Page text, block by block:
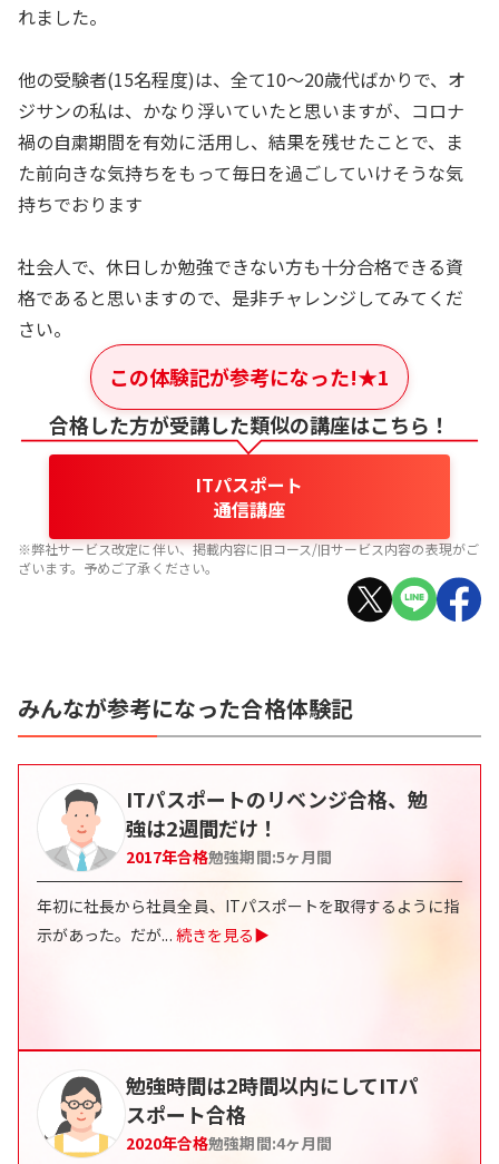
れました。
他の受験者(15名程度)は、全て10～20歳代ばかりで、オ
ジサンの私は、かなり浮いていたと思いますが、コロナ
禍の自粛期間を有効に活用し、結果を残せたことで、ま
た前向きな気持ちをもって毎日を過ごしていけそうな気
持ちでおります
社会人で、休日しか勉強できない方も十分合格できる資
格であると思いますので、是非チャレンジしてみてくだ
さい。
この体験記が参考になった!★1
合格した方が受講した類似の講座はこちら！
ITパスポート
通信講座
※弊社サービス改定に伴い、掲載内容に旧コース/旧サービス内容の表現がご
ざいます。予めご了承ください。
みんなが参考になった合格体験記
ITパスポートのリベンジ合格、勉
強は2週間だけ！
2017年合格勉強期間:5ヶ月間
年初に社長から社員全員、ITパスポートを取得するように指
示があった。だが... 続きを見る▶
勉強時間は2時間以内にしてITパ
スポート合格
2020年合格勉強期間:4ヶ月間